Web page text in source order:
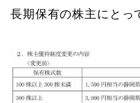
長期保有の株主にとっ